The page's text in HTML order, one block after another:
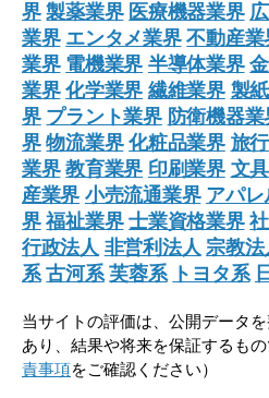
界 製薬業界 医療機器業界
業界 エンタメ業界 不動産業
業界 電機業界 半導体業界
業界 化学業界 繊維業界 製
界 プラント業界 防衛機器業
界 物流業界 化粧品業界 旅
業界 教育業界 印刷業界 文
産業界 小売流通業界 アパ
界 福祉業界 士業資格業界
行政法人 非営利法人 宗教法
系 古河系 芙蓉系 トヨタ系
当サイトの評価は、公開データ
あり、結果や将来を保証するも
責事項をご確認ください）